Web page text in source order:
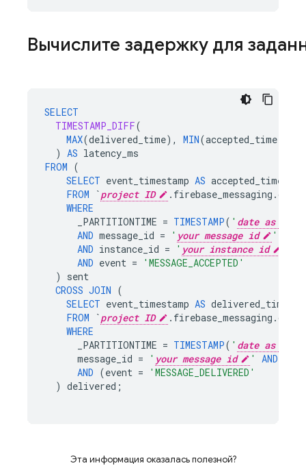
Вычислите задержку для
SELECT
TIMESTAMP_DIFF(
MAX(delivered_time), MIN(accepted_time
) AS latency_ms
FROM (
SELECT event_timestamp AS accepted_time
FROM
`project ID
.firebase_messaging.data`
WHERE
_PARTITIONTIME = TIMESTAMP( ' date as YYYY-
AND message_id = ' your message id
'
AND instance_id = ' your instance id
AND event =
'MESSAGE_ACCEPTED'
)
sent
CROSS JOIN (
SELECT event_timestamp AS delivered_time
FROM
`project ID
.firebase_messaging.data`
WHERE
_PARTITIONTIME = TIMESTAMP( ' date as YYYY-
message_id = ' your message id ' AND
AND (event =
'MESSAGE_DELIVERED'
) delivered ;
Эта информация оказалась полезной?